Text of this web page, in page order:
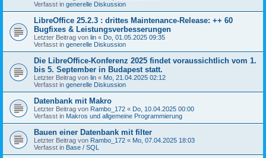
Verfasst in generelle Diskussion
LibreOffice 25.2.3 : drittes Maintenance-Release: ++ 60
Bugfixes & Leistungsverbesserungen
Letzter Beitrag von lin « Do, 01.05.2025 09:35
Verfasst in generelle Diskussion
Die LibreOffice-Konferenz 2025 findet voraussichtlich vom 1.
bis 5. September in Budapest statt.
Letzter Beitrag von lin « Mo, 21.04.2025 02:12
Verfasst in generelle Diskussion
Datenbank mit Makro
Letzter Beitrag von Rambo_172 « Do, 10.04.2025 00:00
Verfasst in Makros und allgemeine Programmierung
Bauen einer Datenbank mit filter
Letzter Beitrag von Rambo_172 « Mo, 07.04.2025 18:03
Verfasst in Base / SQL